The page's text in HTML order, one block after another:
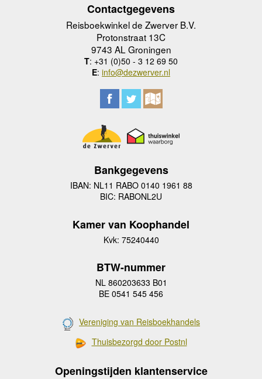
Contactgegevens
Reisboekwinkel de Zwerver B.V.
Protonstraat 13C
9743 AL Groningen
T: +31 (0)50 - 3 12 69 50
E: info@dezwerver.nl
Bankgegevens
IBAN: NL11 RABO 0140 1961 88
BIC: RABONL2U
Kamer van Koophandel
Kvk: 75240440
BTW-nummer
NL 860203633 B01
BE 0541 545 456
Vereniging van Reisboekhandels
Thuisbezorgd door Postnl
Openingstijden klantenservice